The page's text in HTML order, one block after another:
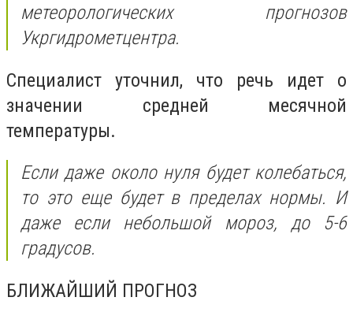
метеорологических прогнозов
Укргидрометцентра.
Специалист уточнил, что речь идет о
значении средней месячной
температуры.
Если даже около нуля будет колебаться,
то это еще будет в пределах нормы. И
даже если небольшой мороз, до 5-6
градусов.
БЛИЖАЙШИЙ ПРОГНОЗ